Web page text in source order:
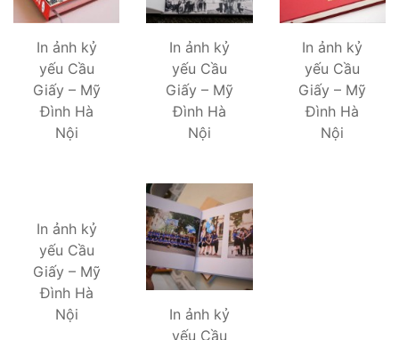
In ảnh kỷ
yếu Cầu
Giấy – Mỹ
Đình Hà
Nội
In ảnh kỷ
yếu Cầu
Giấy – Mỹ
Đình Hà
Nội
In ảnh kỷ
yếu Cầu
Giấy – Mỹ
Đình Hà
Nội
In ảnh kỷ
yếu Cầu
Giấy – Mỹ
Đình Hà
Nội
In ảnh kỷ
yếu Cầu